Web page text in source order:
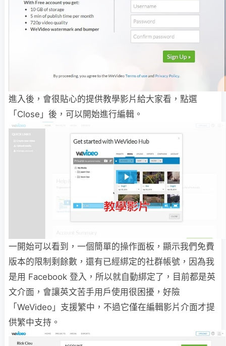
進入後，會很貼心的提供教學影片給大家看，點選
「Close」後，可以開始進行編輯。
一開始可以看到，一個簡單的操作面板，顯示我們免費
版本的限制剩餘數，還有已經綁定的社群帳號，因為我
是用 Facebook 登入，所以就自動綁定了，目前都是英
文介面，會讓英文苦手用戶使用很困擾，好險
「WeVideo」支援繁中，不過它僅在編輯影片介面才提
供繁中支持。